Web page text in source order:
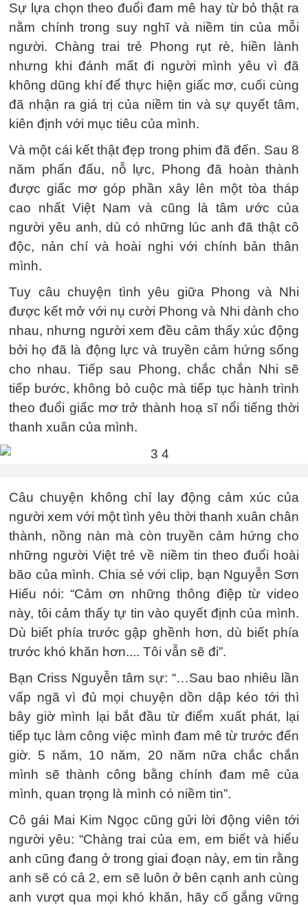
Sự lựa chọn theo đuổi đam mê hay từ bỏ thật ra
nằm chính trong suy nghĩ và niềm tin của mỗi
người. Chàng trai trẻ Phong rụt rè, hiền lành
nhưng khi đánh mất đi người mình yêu vì đã
không dũng khí để thực hiện giấc mơ, cuối cùng
đã nhận ra giá trị của niềm tin và sự quyết tâm,
kiên định với mục tiêu của mình.
Và một cái kết thật đẹp trong phim đã đến. Sau 8
năm phấn đấu, nỗ lực, Phong đã hoàn thành
được giấc mơ góp phần xây lên một tòa tháp
cao nhất Việt Nam và cũng là tâm ước của
người yêu anh, dù có những lúc anh đã thật cô
độc, nản chí và hoài nghi với chính bản thân
mình.
Tuy câu chuyện tình yêu giữa Phong và Nhi
được kết mở với nụ cười Phong và Nhi dành cho
nhau, nhưng người xem đều cảm thấy xúc động
bởi họ đã là động lực và truyền cảm hứng sống
cho nhau. Tiếp sau Phong, chắc chắn Nhi sẽ
tiếp bước, không bỏ cuộc mà tiếp tục hành trình
theo đuổi giấc mơ trở thành hoạ sĩ nổi tiếng thời
thanh xuân của mình.
Câu chuyện không chỉ lay động cảm xúc của
người xem với một tình yêu thời thanh xuân chân
thành, nồng nàn mà còn truyền cảm hứng cho
những người Việt trẻ về niềm tin theo đuổi hoài
bão của mình. Chia sẻ với clip, bạn Nguyễn Sơn
Hiếu nói: “Cảm ơn những thông điệp từ video
này, tôi cảm thấy tự tin vào quyết định của mình.
Dù biết phía trước gập ghềnh hơn, dù biết phía
trước khó khăn hơn.... Tôi vẫn sẽ đi”.
Bạn Criss Nguyễn tâm sự: “…Sau bao nhiêu lần
vấp ngã vì đủ mọi chuyện dồn dập kéo tới thì
bây giờ mình lại bắt đầu từ điểm xuất phát, lại
tiếp tục làm công việc mình đam mê từ trước đến
giờ. 5 năm, 10 năm, 20 năm nữa chắc chắn
mình sẽ thành công bằng chính đam mê của
mình, quan trọng là mình có niềm tin”.
Cô gái Mai Kim Ngọc cũng gửi lời động viên tới
người yêu: “Chàng trai của em, em biết và hiểu
anh cũng đang ở trong giai đoạn này, em tin rằng
anh sẽ có cả 2, em sẽ luôn ở bên cạnh anh cùng
anh vượt qua mọi khó khăn, hãy cố gắng vững